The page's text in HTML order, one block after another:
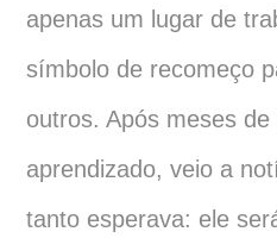
apenas um lugar de
símbolo de recomeço
outros. Após meses
aprendizado, veio a
tanto esperava: ele